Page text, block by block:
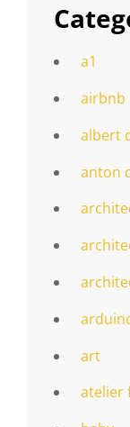
a1
airbnb
albert
anton
art
atelier